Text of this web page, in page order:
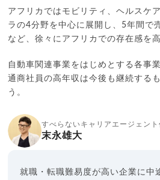
アフリカではモビリティ、ヘルスケ
ラの4分野を中心に展開し、5年間で
など、徐々にアフリカでの存在感を
自動車関連事業をはじめとする各事
通商社員の高年収は今後も継続する
う。
すべらないキャリアエージェント
末永雄大
就職・転職難易度が高い企業に中